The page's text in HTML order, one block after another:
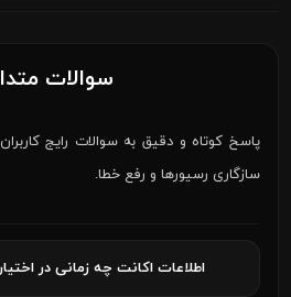
سوالات
پاسخ کوتاه و دقیق به سوالات رایج
سازگاری رسیورها و رفع خطا.
اطلاعات اکانت چه زمانی در